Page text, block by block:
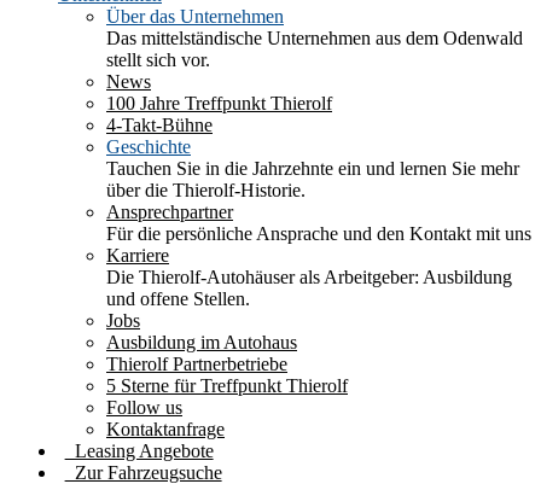
Über das Unternehmen
Das mittelständische Unternehmen aus dem Odenwald
stellt sich vor.
News
100 Jahre Treffpunkt Thierolf
4-Takt-Bühne
Geschichte
Tauchen Sie in die Jahrzehnte ein und lernen Sie mehr
über die Thierolf-Historie.
Ansprechpartner
Für die persönliche Ansprache und den Kontakt mit uns
Karriere
Die Thierolf-Autohäuser als Arbeitgeber: Ausbildung
und offene Stellen.
Jobs
Ausbildung im Autohaus
Thierolf Partnerbetriebe
5 Sterne für Treffpunkt Thierolf
Follow us
Kontaktanfrage
Leasing Angebote
Zur Fahrzeugsuche